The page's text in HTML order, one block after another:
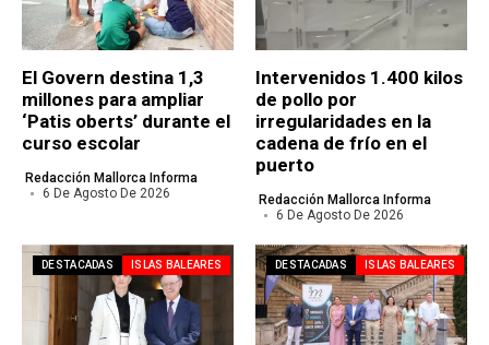
El Govern destina 1,3
millones para ampliar
‘Patis oberts’ durante el
curso escolar
Redacción Mallorca Informa
6 De Agosto De 2026
Intervenidos 1.400 kilos
de pollo por
irregularidades en la
cadena de frío en el
puerto
Redacción Mallorca Informa
6 De Agosto De 2026
DESTACADAS ISLAS BALEARES DESTACADAS ISLAS BALEARES